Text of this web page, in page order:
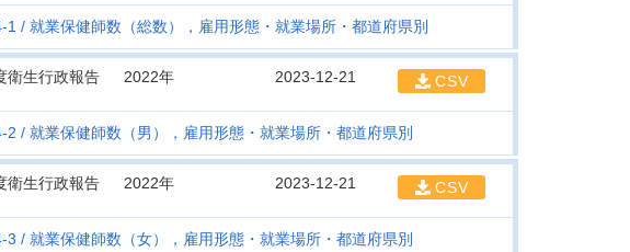
1 就業保健師数（総数），雇用形態・就業場所・都道府県別
衛生行政報告
2022年 2023-12-21 CSV
2 就業保健師数（男），雇用形態・就業場所・都道府県別
衛生行政報告
2022年 2023-12-21 CSV
3 就業保健師数（女），雇用形態・就業場所・都道府県別